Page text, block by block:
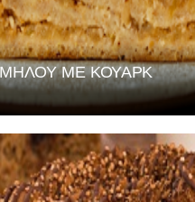
ΜΕ ΚΟΥΑΡΚ